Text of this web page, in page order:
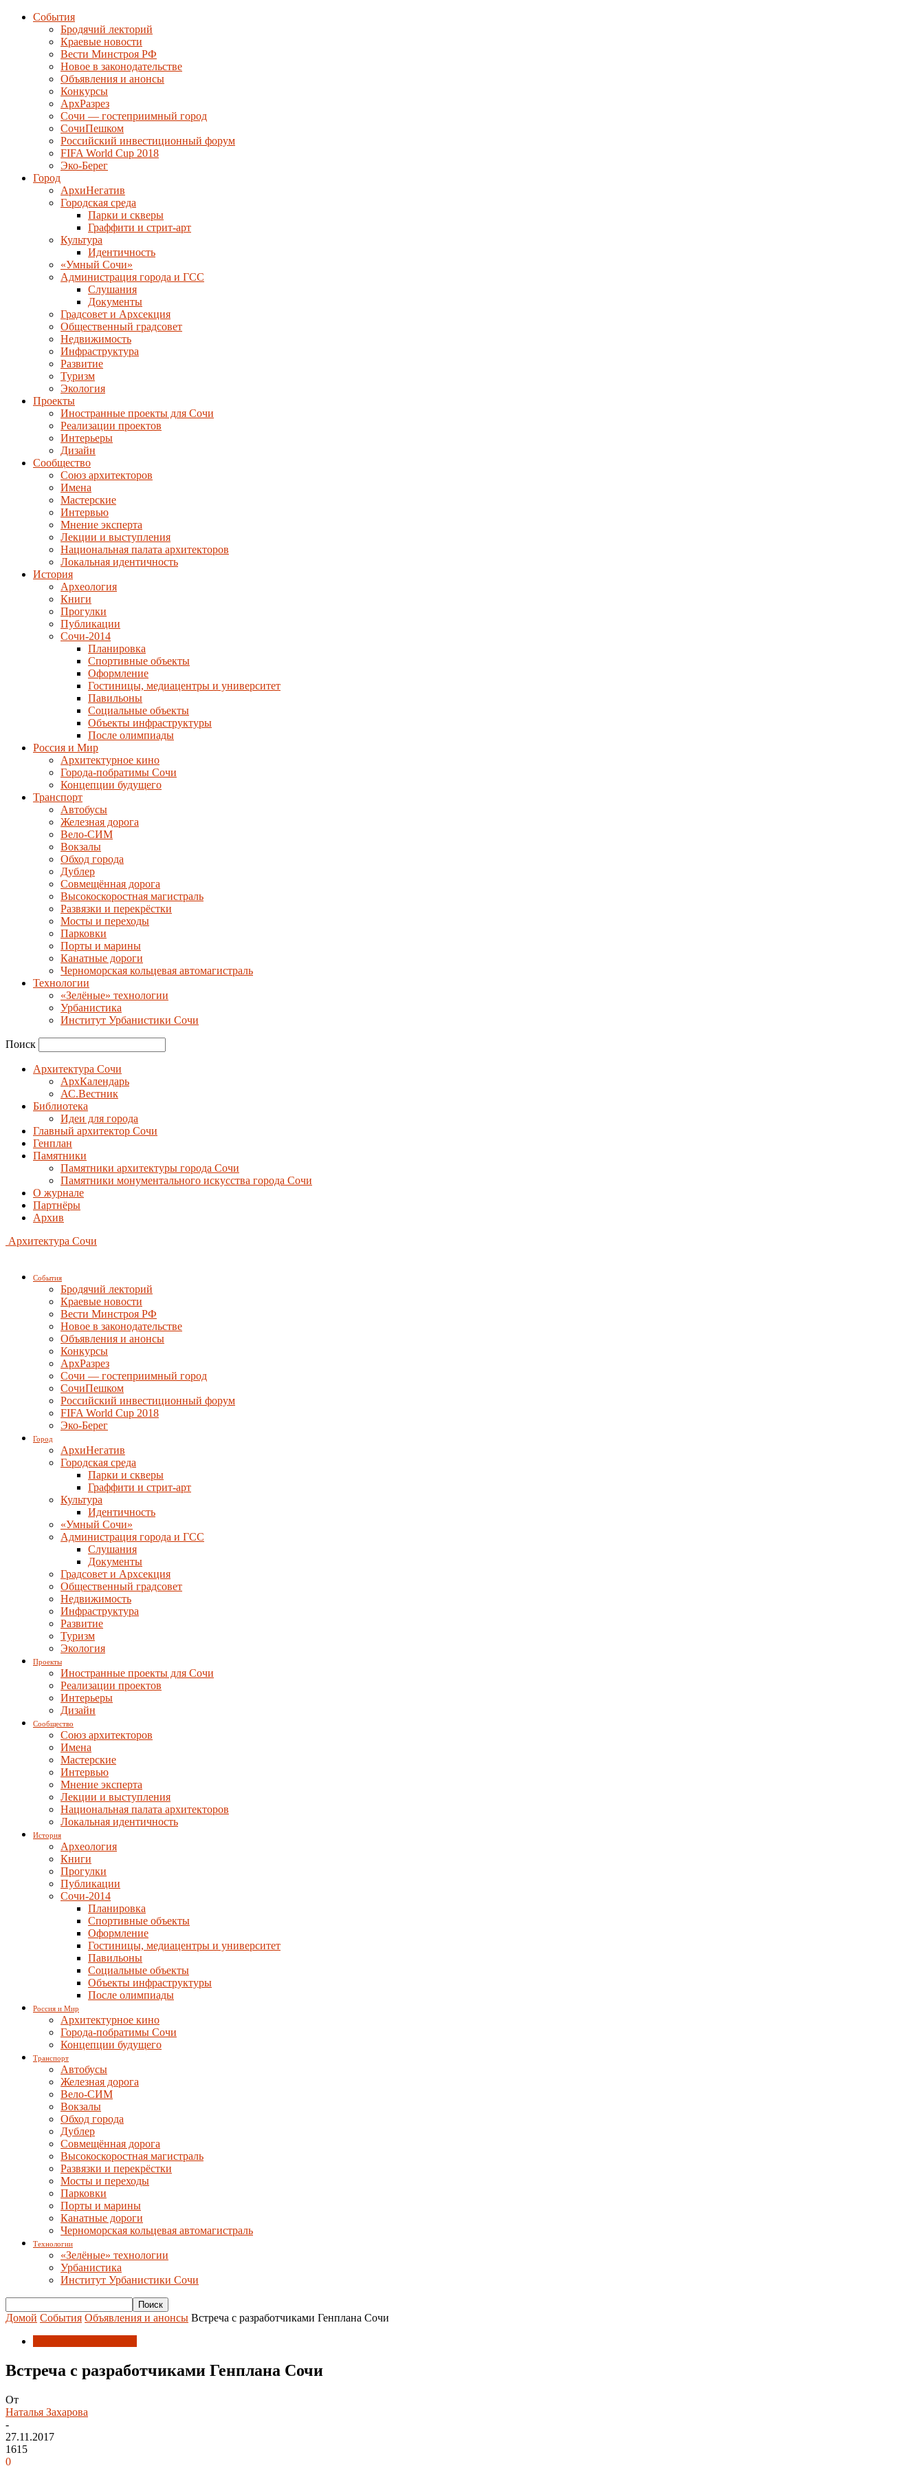
События
Бродячий лекторий
Краевые новости
Вести Минстроя РФ
Новое в законодательстве
Объявления и анонсы
Конкурсы
АрхРазрез
Сочи — гостеприимный город
СочиПешком
Российский инвестиционный форум
FIFA World Cup 2018
Эко-Берег
Город
АрхиНегатив
Городская среда
Парки и скверы
Граффити и стрит-арт
Культура
Идентичность
«Умный Сочи»
Администрация города и ГСС
Слушания
Документы
Градсовет и Архсекция
Общественный градсовет
Недвижимость
Инфраструктура
Развитие
Туризм
Экология
Проекты
Иностранные проекты для Сочи
Реализации проектов
Интерьеры
Дизайн
Сообщество
Союз архитекторов
Имена
Мастерские
Интервью
Мнение эксперта
Лекции и выступления
Национальная палата архитекторов
Локальная идентичность
История
Археология
Книги
Прогулки
Публикации
Сочи-2014
Планировка
Спортивные объекты
Оформление
Гостиницы, медиацентры и университет
Павильоны
Социальные объекты
Объекты инфраструктуры
После олимпиады
Россия и Мир
Архитектурное кино
Города-побратимы Сочи
Концепции будущего
Транспорт
Автобусы
Железная дорога
Вело-СИМ
Вокзалы
Обход города
Дублер
Совмещённая дорога
Высокоскоростная магистраль
Развязки и перекрёстки
Мосты и переходы
Парковки
Порты и марины
Канатные дороги
Черноморская кольцевая автомагистраль
Технологии
«Зелёные» технологии
Урбанистика
Институт Урбанистики Сочи
Поиск
Архитектура Сочи
АрхКалендарь
АС.Вестник
Библиотека
Идеи для города
Главный архитектор Сочи
Генплан
Памятники
Памятники архитектуры города Сочи
Памятники монументального искусства города Сочи
О журнале
Партнёры
Архив
Архитектура Сочи
События
Бродячий лекторий
Краевые новости
Вести Минстроя РФ
Новое в законодательстве
Объявления и анонсы
Конкурсы
АрхРазрез
Сочи — гостеприимный город
СочиПешком
Российский инвестиционный форум
FIFA World Cup 2018
Эко-Берег
Город
АрхиНегатив
Городская среда
Парки и скверы
Граффити и стрит-арт
Культура
Идентичность
«Умный Сочи»
Администрация города и ГСС
Слушания
Документы
Градсовет и Архсекция
Общественный градсовет
Недвижимость
Инфраструктура
Развитие
Туризм
Экология
Проекты
Иностранные проекты для Сочи
Реализации проектов
Интерьеры
Дизайн
Сообщество
Союз архитекторов
Имена
Мастерские
Интервью
Мнение эксперта
Лекции и выступления
Национальная палата архитекторов
Локальная идентичность
История
Археология
Книги
Прогулки
Публикации
Сочи-2014
Планировка
Спортивные объекты
Оформление
Гостиницы, медиацентры и университет
Павильоны
Социальные объекты
Объекты инфраструктуры
После олимпиады
Россия и Мир
Архитектурное кино
Города-побратимы Сочи
Концепции будущего
Транспорт
Автобусы
Железная дорога
Вело-СИМ
Вокзалы
Обход города
Дублер
Совмещённая дорога
Высокоскоростная магистраль
Развязки и перекрёстки
Мосты и переходы
Парковки
Порты и марины
Канатные дороги
Черноморская кольцевая автомагистраль
Технологии
«Зелёные» технологии
Урбанистика
Институт Урбанистики Сочи
Домой События Объявления и анонсы Встреча с разработчиками Генплана Сочи
Встреча с разработчиками Генплана Сочи
От
Наталья Захарова
-
27.11.2017
1615
0